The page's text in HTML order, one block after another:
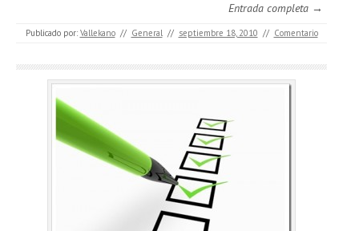
Entrada completa →
Publicado por: Vallekano // General // septiembre 18, 2010 // Comentario